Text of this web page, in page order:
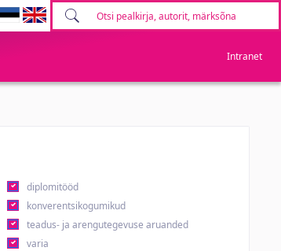
Intranet
diplomitööd
konverentsikogumikud
teadus- ja arengutegevuse aruanded
varia